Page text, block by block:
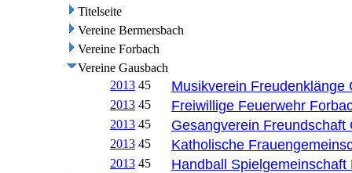
Titelseite
Vereine Bermersbach
Vereine Forbach
Vereine Gausbach
2013 45 Musikverein Freudenklänge
2013 45 Freiwillige Feuerwehr
2013 45 Gesangverein Freundschaft
2013 45 Katholische
2013 45 Handball